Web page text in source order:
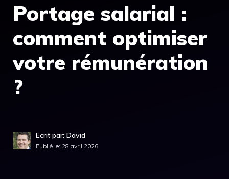
Portage salarial :
comment optimiser
votre rémunération
?
Ecrit par: David
Publié le: 28 avril 2026